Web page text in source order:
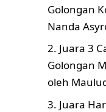
Golongan
Nanda
Juara 3
Golongan
oleh
Juara